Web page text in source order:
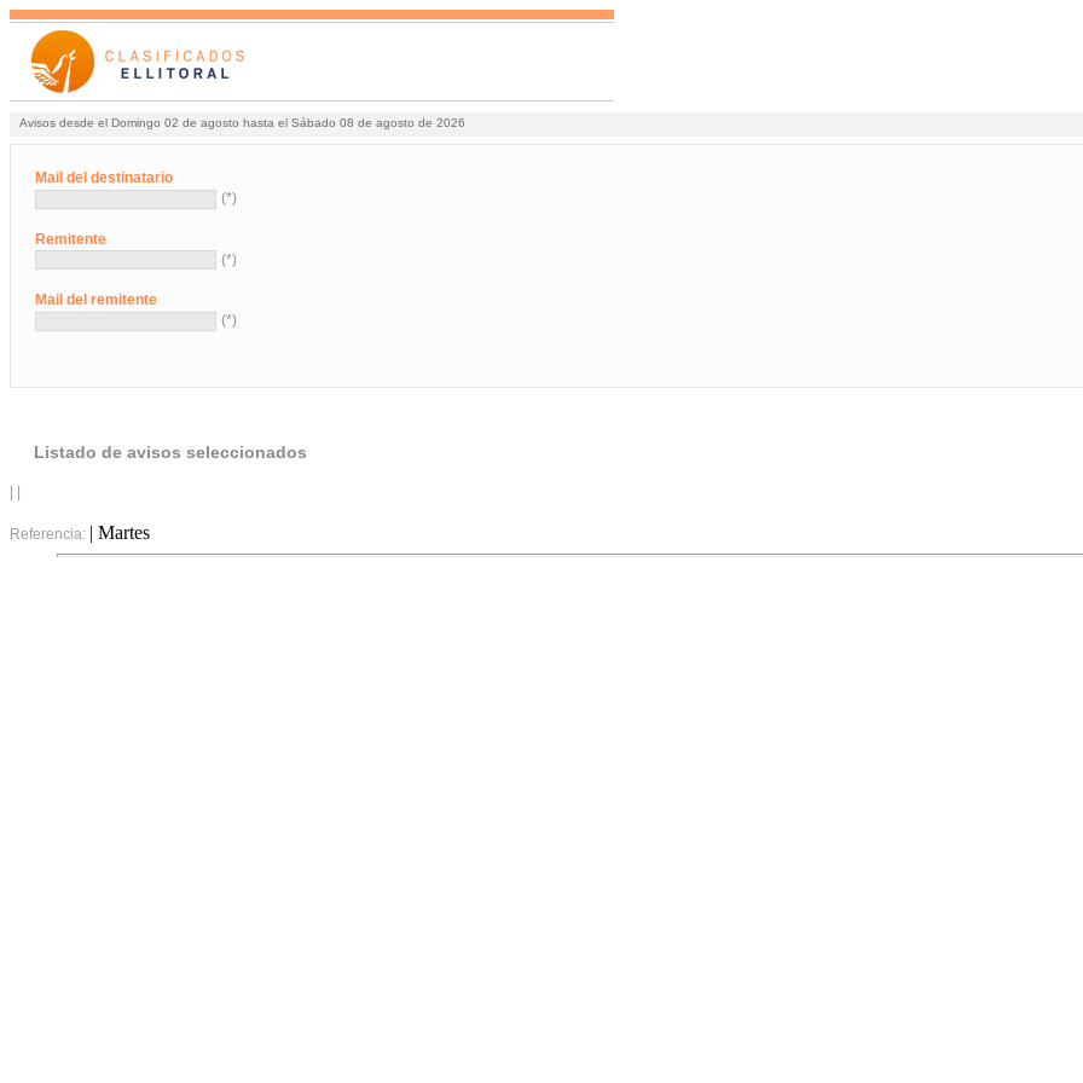
Avisos desde el Domingo 02 de agosto hasta el Sábado 08 de agosto de 2026
Mail del destinatario
(*)
Remitente
(*)
Mail del remitente
(*)
Listado de avisos seleccionados
Referencia: | Martes